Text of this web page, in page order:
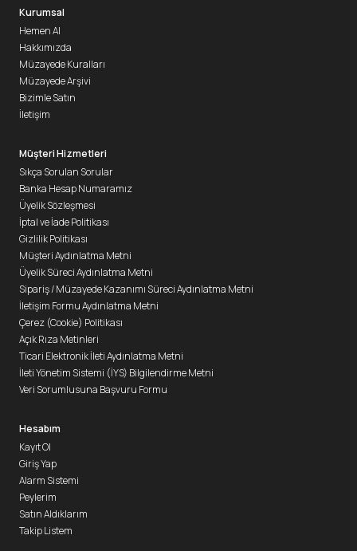
Kurumsal
Hemen Al
Hakkımızda
Müzayede Kuralları
Müzayede Arşivi
Bizimle Satın
İletişim
Müşteri Hizmetleri
Sıkça Sorulan Sorular
Banka Hesap Numaramız
Üyelik Sözleşmesi
İptal ve İade Politikası
Gizlilik Politikası
Müşteri Aydınlatma Metni
Üyelik Süreci Aydınlatma Metni
Sipariş / Müzayede Kazanımı Süreci Aydınlatma Metni
İletişim Formu Aydınlatma Metni
Çerez (Cookie) Politikası
Açık Rıza Metinleri
Ticari Elektronik İleti Aydınlatma Metni
İleti Yönetim Sistemi (İYS) Bilgilendirme Metni
Veri Sorumlusuna Başvuru Formu
Hesabım
Kayıt Ol
Giriş Yap
Alarm Sistemi
Peylerim
Satın Aldıklarım
Takip Listem